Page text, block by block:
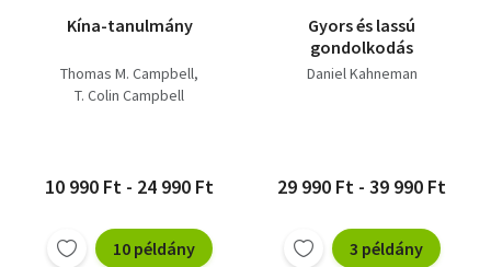
Kína-tanulmány
Thomas M. Campbell
T. Colin Campbell
10 990 Ft - 24 990 Ft
10 példány
Gyors és lassú
gondolkodás
Daniel Kahneman
29 990 Ft - 39 990 Ft
3 példány